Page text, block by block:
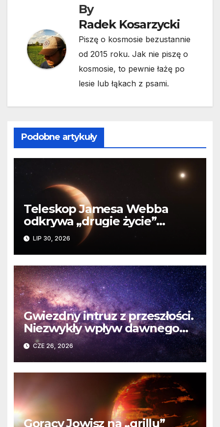
By
Radek Kosarzycki
Piszę o kosmosie bezustannie
od 2015 roku. Jak nie piszę o
kosmosie, to pewnie łażę po
lesie lub łąkach z psami.
Podobne artykuły
Teleskop Jamesa Webba
odkrywa „drugie życie”
planety krążącej wokół
martwej gwiazdy
LIP 30, 2026
Gwiezdny intruz z przeszłości.
Niezwykły wpływ dawnego
spotkania na komety Układu
Słonecznego
CZE 26, 2026
Gorący Jowisz na „grillu”